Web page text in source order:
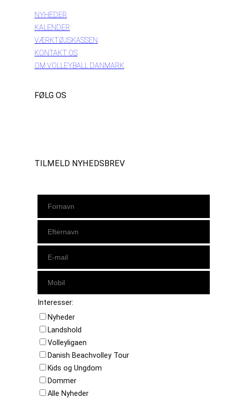
NYHEDER
KALENDER
VÆRKTØJSKASSEN
KONTAKT OS
OM VOLLEYBALL DANMARK
FØLG OS
TILMELD NYHEDSBREV
Interesser:
Nyheder
Landshold
Volleyligaen
Danish Beachvolley Tour
Kids og Ungdom
Dommer
Alle Nyheder